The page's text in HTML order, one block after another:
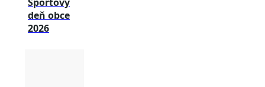
deň obce
2026